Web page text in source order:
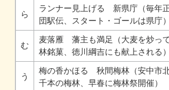
ら
ランナー見上げる 新県庁（毎年
団駅伝、スタート・ゴールは県庁）
む
麦落雁 藩主も満足（大麦を炒っ
林銘菓、徳川綱吉にも献上される）
う
梅の香かほる 秋間梅林（安中市
千本の梅林、早春に梅林祭開催）